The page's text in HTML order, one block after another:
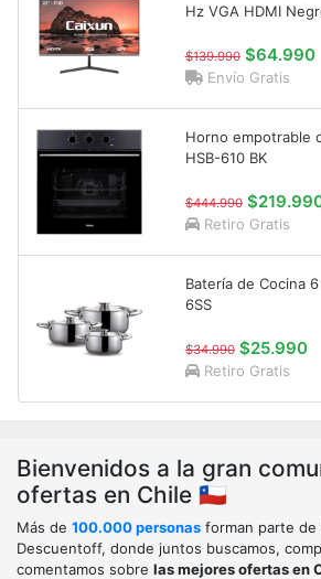
Hz VGA HDMI
$139.990 $64.990
Envío Gratis
Horno empotrable
HSB-610 BK
$444.990
Retiro Gratis
Batería de Cocina
6SS
$34.990 $25.990
Retiro Gratis
Bienvenidos a la gran
ofertas en Chile 🇨🇱
Más de 100.000 personas forman parte de
Descuentoff, donde juntos buscamos,
comentamos sobre las mejores ofertas en